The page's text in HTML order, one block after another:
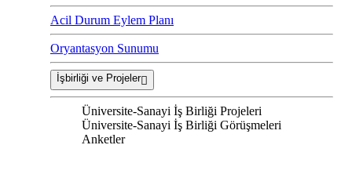
Acil Durum Eylem Planı
Oryantasyon Sunumu
İşbirliği ve Projeler
Üniversite-Sanayi İş Birliği Projeleri
Üniversite-Sanayi İş Birliği Görüşmeleri
Anketler